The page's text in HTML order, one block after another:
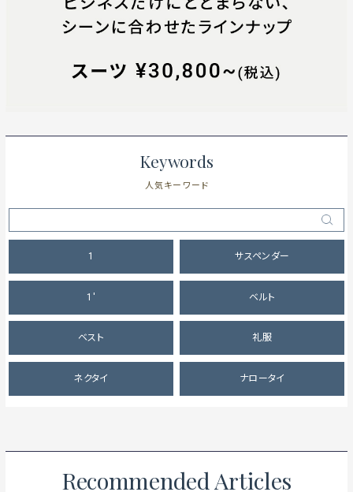
Keywords
人気キーワード
1 サスペンダー
1' ベルト
ベスト 礼服
ネクタイ ナロータイ
Recommended Articles